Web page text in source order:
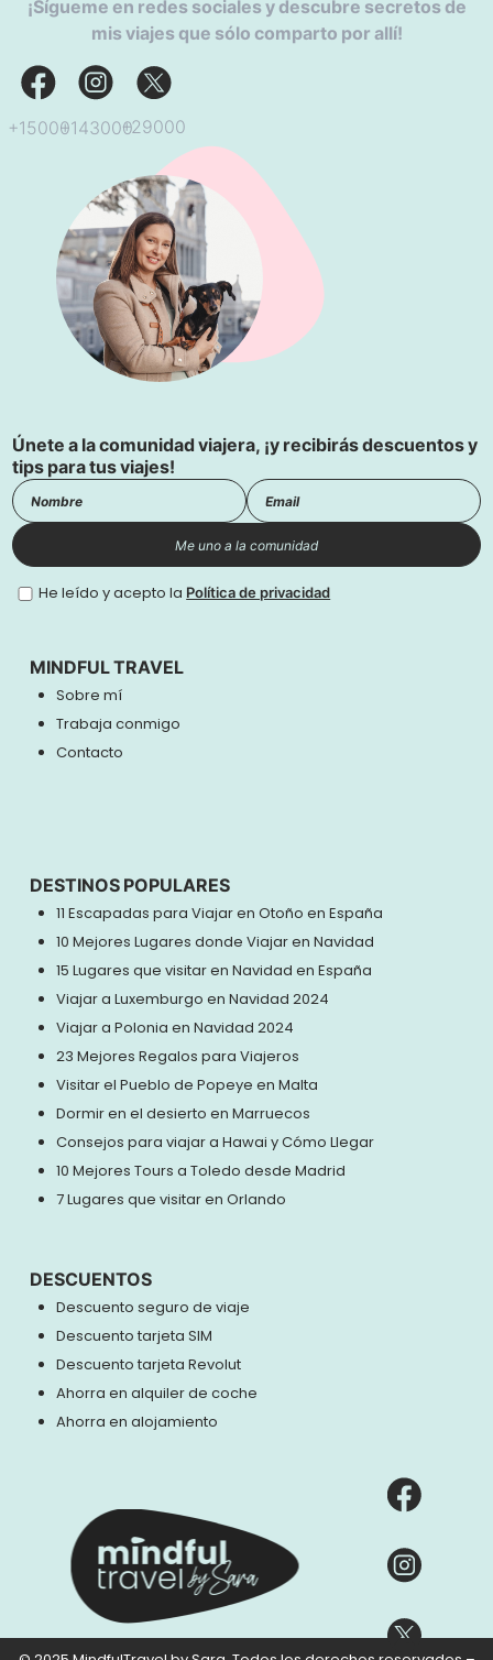
¡Sígueme en redes sociales y descubre secretos de
mis viajes que sólo comparto por allí!
+15000+143000+29000
Únete a la comunidad viajera, ¡y recibirás descuentos y
tips para tus viajes!
Me uno a la comunidad
He leído y acepto la Política de privacidad
MINDFUL TRAVEL
Sobre mí
Trabaja conmigo
Contacto
DESTINOS POPULARES
11 Escapadas para Viajar en Otoño en España
10 Mejores Lugares donde Viajar en Navidad
15 Lugares que visitar en Navidad en España
Viajar a Luxemburgo en Navidad 2024
Viajar a Polonia en Navidad 2024
23 Mejores Regalos para Viajeros
Visitar el Pueblo de Popeye en Malta
Dormir en el desierto en Marruecos
Consejos para viajar a Hawai y Cómo Llegar
10 Mejores Tours a Toledo desde Madrid
7 Lugares que visitar en Orlando
DESCUENTOS
Descuento seguro de viaje
Descuento tarjeta SIM
Descuento tarjeta Revolut
Ahorra en alquiler de coche
Ahorra en alojamiento